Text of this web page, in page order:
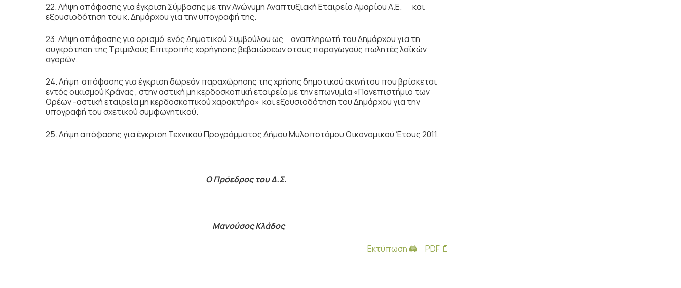
22. Λήψη απόφασης για έγκριση Σύμβασης με την Ανώνυμη Αναπτυξιακή Εταιρεία Αμαρίου Α.Ε. και
εξουσιοδότηση του κ. Δημάρχου για την υπογραφή της.
23. Λήψη απόφασης για ορισμό ενός Δημοτικού Συμβούλου ως αναπληρωτή του Δημάρχου για τη
συγκρότηση της Τριμελούς Επιτροπής χορήγησης βεβαιώσεων στους παραγωγούς πωλητές λαϊκών
αγορών.
24. Λήψη απόφασης για έγκριση δωρεάν παραχώρησης της χρήσης δημοτικού ακινήτου που βρίσκεται
εντός οικισμού Κράνας , στην αστική μη κερδοσκοπική εταιρεία με την επωνυμία «Πανεπιστήμιο των
Ορέων -αστική εταιρεία μη κερδοσκοπικού χαρακτήρα» και εξουσιοδότηση του Δημάρχου για την
υπογραφή του σχετικού συμφωνητικού.
25. Λήψη απόφασης για έγκριση Τεχνικού Προγράμματος Δήμου Μυλοποτάμου Οικονομικού Έτους 2011.
Ο Πρόεδρος του Δ.Σ.
Μανούσος Κλάδος
Εκτύπωση 🖨 PDF 📄